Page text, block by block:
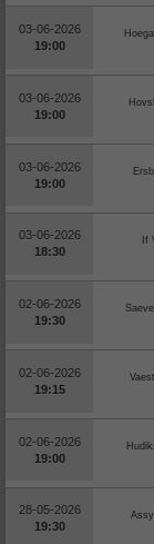
03-06-2026
19:00
03-06-2026
19:00
03-06-2026
19:00
03-06-2026
18:30
If
02-06-2026
19:30
02-06-2026
19:15
02-06-2026
19:00
28-05-2026
19:30